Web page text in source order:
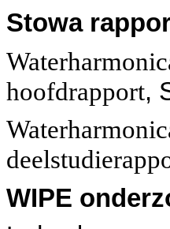
Stowa
hoofdrapport,
WIPE